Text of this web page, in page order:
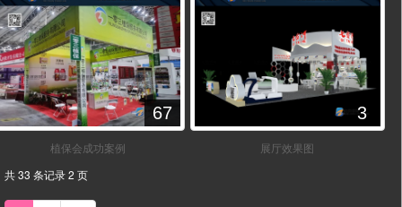
67
植保会成功案例
3
展厅效果图
共 33 条记录 2 页